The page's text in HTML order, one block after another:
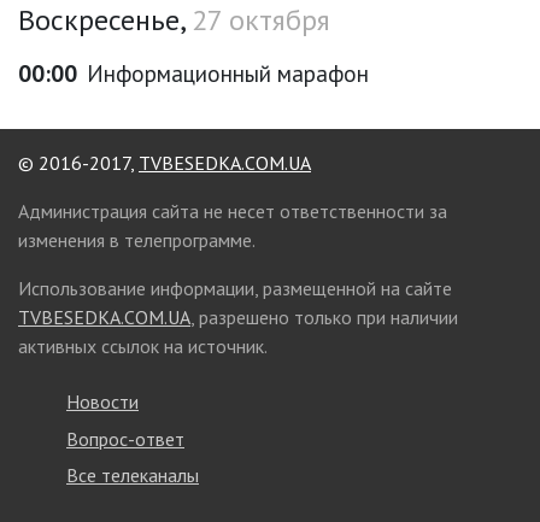
Воскресенье, 27 октября
00:00 Информационный марафон
© 2016-2017, TVBESEDKA.COM.UA
Администрация сайта не несет ответственности за
изменения в телепрограмме.
Использование информации, размещенной на сайте
TVBESEDKA.COM.UA, разрешено только при наличии
активных ссылок на источник.
Новости
Вопрос-ответ
Все телеканалы